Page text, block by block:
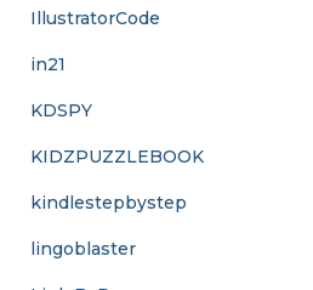
IllustratorCode
in21
KDSPY
KIDZPUZZLEBOOK
kindlestepbystep
lingoblaster